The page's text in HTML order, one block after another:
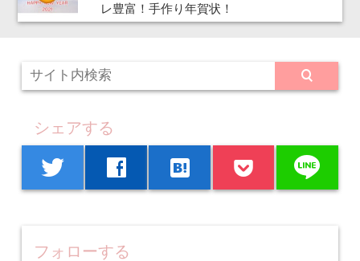
レ豊富！手作り年賀状！
シェアする
twitter facebook hatenabookmark line
フォローする